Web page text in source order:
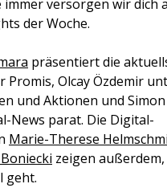
immer versorgen wir dich
der Woche.
präsentiert die
Promis, Olcay Özdemir
und Aktionen und
News parat. Die Digital-
Marie-Therese
zeigen
geht.